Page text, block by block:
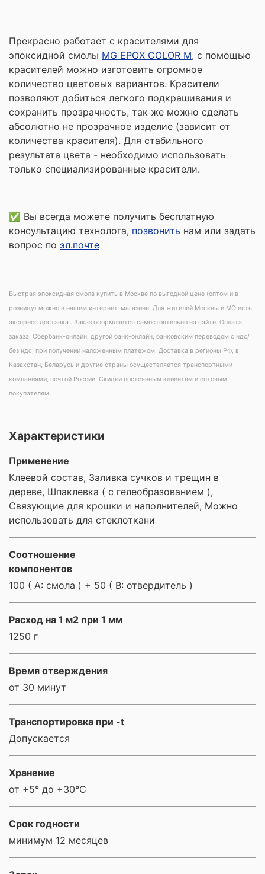
Прекрасно работает с красителями для
эпоксидной смолы MG EPOX COLOR M, с помощью
красителей можно изготовить огромное
количество цветовых вариантов. Красители
позволяют добиться легкого подкрашивания и
сохранить прозрачность, так же можно сделать
абсолютно не прозрачное изделие (зависит от
количества красителя). Для стабильного
результата цвета - необходимо использовать
только специализированные красители.
✅ Вы всегда можете получить бесплатную
консультацию технолога, позвонить нам или задать
вопрос по эл.почте
Быстрая эпоксидная смола купить в Москве по выгодной цене (оптом и в
розницу) можно в нашем интернет-магазине. Для жителей Москвы и МО есть
экспресс доставка . Заказ оформляется самостоятельно на сайте. Оплата
заказа: Сбербанк-онлайн, другой банк-онлайн, банковским переводом с ндс/
без ндс, при получении наложенным платежом. Доставка в регионы РФ, в
Казахстан, Беларусь и другие страны осуществляется транспортными
компаниями, почтой России. Скидки постоянным клиентам и оптовым
покупателям.
Характеристики
Применение
Клеевой состав, Заливка сучков и трещин в
дереве, Шпаклевка ( с гелеобразованием ),
Связующие для крошки и наполнителей, Можно
использовать для стеклоткани
Соотношение
компонентов
100 ( А: смола ) + 50 ( В: отвердитель )
Расход на 1 м2 при 1 мм
1250 г
Время отверждения
от 30 минут
Транспортировка при -t
Допускается
Хранение
от +5° до +30°С
Срок годности
минимум 12 месяцев